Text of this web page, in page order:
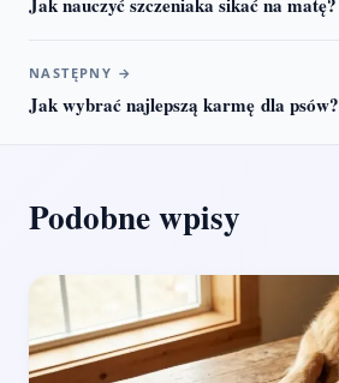
NASTĘPNY →
Jak wybrać najlepszą karmę dla psów?
Podobne wpisy